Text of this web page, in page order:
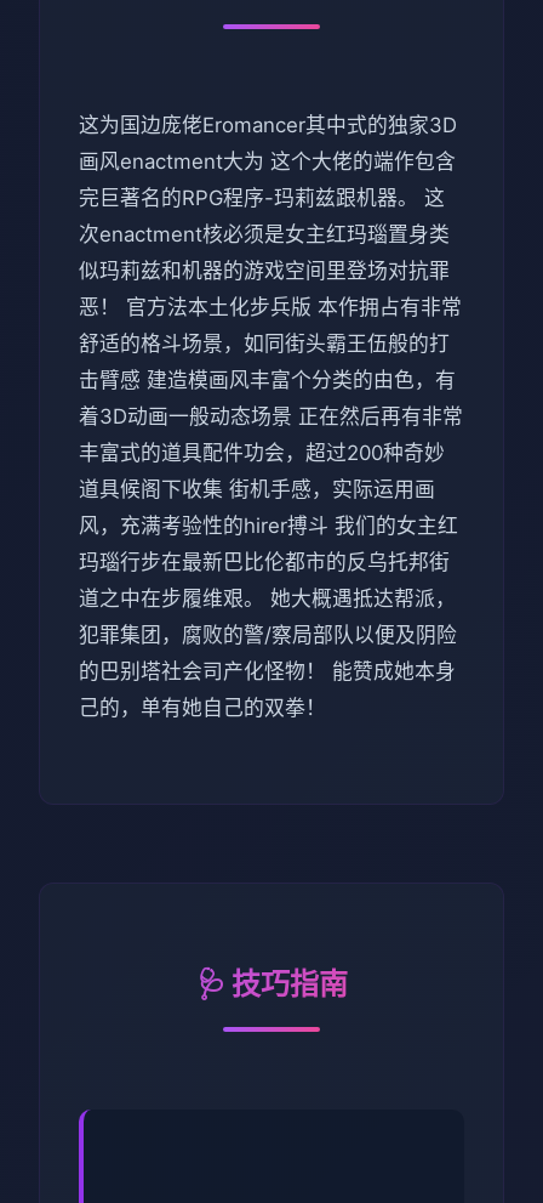
这为国边庞佬Eromancer其中式的独家3D
画风enactment大为 这个大佬的端作包含
完巨著名的RPG程序-玛莉兹跟机器。 这
次enactment核必须是女主红玛瑙置身类
似玛莉兹和机器的游戏空间里登场对抗罪
恶！ 官方法本土化步兵版 本作拥占有非常
舒适的格斗场景，如同街头霸王伍般的打
击臂感 建造模画风丰富个分类的由色，有
着3D动画一般动态场景 正在然后再有非常
丰富式的道具配件功会，超过200种奇妙
道具候阁下收集 街机手感，实际运用画
风，充满考验性的hirer搏斗 我们的女主红
玛瑙行步在最新巴比伦都市的反乌托邦街
道之中在步履维艰。 她大概遇抵达帮派，
犯罪集团，腐败的警/察局部队以便及阴险
的巴别塔社会司产化怪物！ 能赞成她本身
己的，单有她自己的双拳！
🩺 技巧指南